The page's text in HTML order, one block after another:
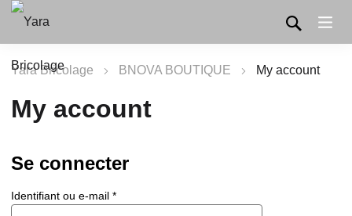
Yara Bricolage BNOVA BOUTIQUE My account
My account
Se connecter
Identifiant ou e-mail *Obligatoire